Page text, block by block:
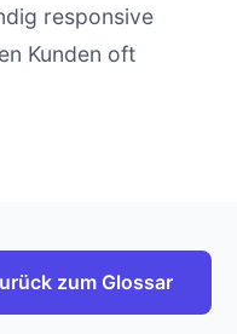
responsive
Kunden oft
zum Glossar